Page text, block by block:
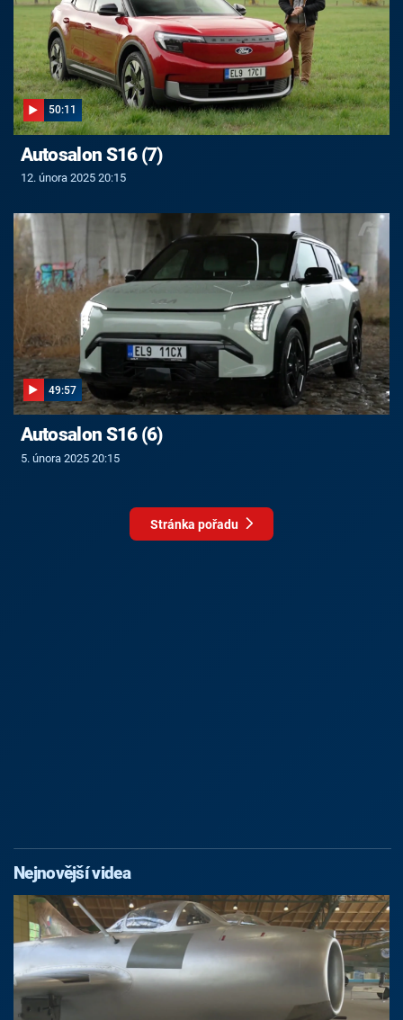
50:11
Autosalon S16 (7)
12. února 2025 20:15
49:57
Autosalon S16 (6)
5. února 2025 20:15
Stránka pořadu
Nejnovější videa